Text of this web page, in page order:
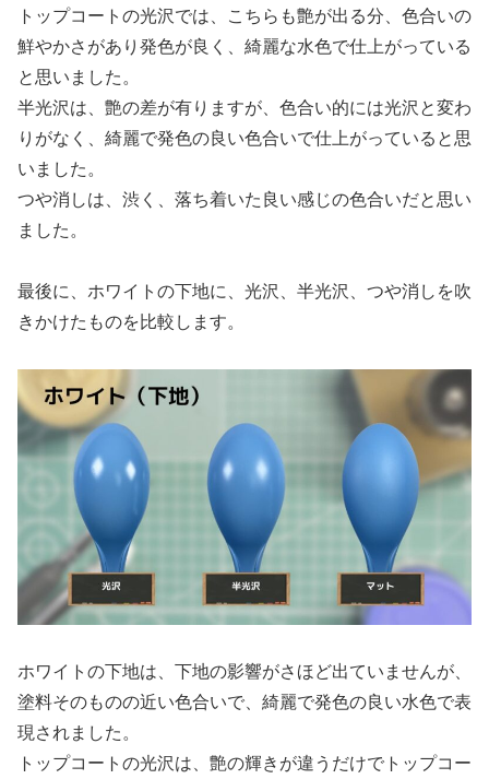
トップコートの光沢では、こちらも艶が出る分、色合いの
鮮やかさがあり発色が良く、綺麗な水色で仕上がっている
と思いました。
半光沢は、艶の差が有りますが、色合い的には光沢と変わ
りがなく、綺麗で発色の良い色合いで仕上がっていると思
いました。
つや消しは、渋く、落ち着いた良い感じの色合いだと思い
ました。
最後に、ホワイトの下地に、光沢、半光沢、つや消しを吹
きかけたものを比較します。
ホワイトの下地は、下地の影響がさほど出ていませんが、
塗料そのものの近い色合いで、綺麗で発色の良い水色で表
現されました。
トップコートの光沢は、艶の輝きが違うだけでトップコー